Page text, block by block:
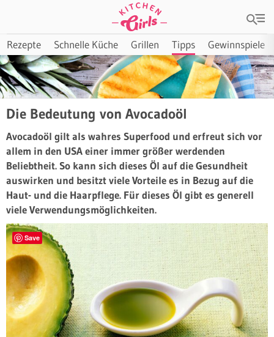
Rezepte Schnelle Küche Grillen Tipps Gewinnspiele
Die Bedeutung von Avocadoöl
Avocadoöl gilt als wahres Superfood und erfreut sich vor
allem in den USA einer immer größer werdenden
Beliebtheit. So kann sich dieses Öl auf die Gesundheit
auswirken und besitzt viele Vorteile es in Bezug auf die
Haut- und die Haarpflege. Für dieses Öl gibt es generell
viele Verwendungsmöglichkeiten.
Save